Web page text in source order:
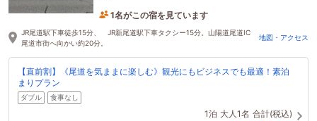
1名がこの宿を見ています
1時間前に予約されました
JR尾道駅下車徒歩15分、 JR新尾道駅下車タクシー15分。山陽道尾道IC
尾道市街へ向かい約20分。
地図・アクセス
【直前割】《尾道を気ままに楽しむ》観光にもビジネスでも最適！素泊
まりプラン
ダブル 食事なし
1泊 大人1名 合計(税込)